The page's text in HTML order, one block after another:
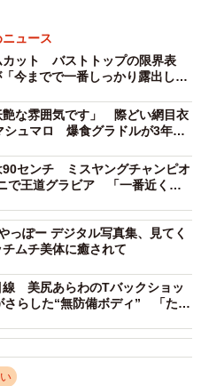
いた念願の写真集を発売す
いです！今回はバリ島の綺
れて、いろんな私を撮影し
とにも挑戦したり、写真集
ん詰まっていて、本当に最
多くの方に手に取っていた
瞳』とたくさんアイコンタ
喜びを語っています。
、神奈川県生まれ。2016
ィションに合格し、研究生
ングル『カラコンウイン
67thのシングルTYPE-Cでは
』でセンターも務める。サ
アドバイザーの資格を取得
ュース
カット バストトップの限界表
今までで一番しっかり露出して
艶な雰囲気です」 際どい網目衣
シュマロ 爆食グラドルが3年ぶ
90センチ ミスヤングチャンピオ
で王道グラビア 「一番近くで
ぽー デジタル写真集、見てく
ムチ美体に癒されて
線 美尻あらわのTバックショッ
らした“無防備ボディ” 「たく